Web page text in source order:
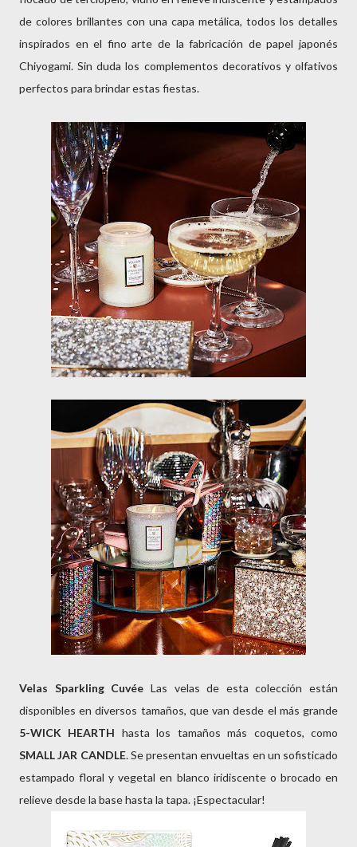
de colores brillantes con una capa metálica, todos los detalles
inspirados en el fino arte de la fabricación de papel japonés
Chiyogami. Sin duda los complementos decorativos y olfativos
perfectos para brindar estas fiestas.
Velas Sparkling Cuvée Las velas de esta colección están
disponibles en diversos tamaños, que van desde el más grande
5-WICK HEARTH hasta los tamaños más coquetos, como
SMALL JAR CANDLE. Se presentan envueltas en un sofisticado
estampado floral y vegetal en blanco iridiscente o brocado en
relieve desde la base hasta la tapa. ¡Espectacular!